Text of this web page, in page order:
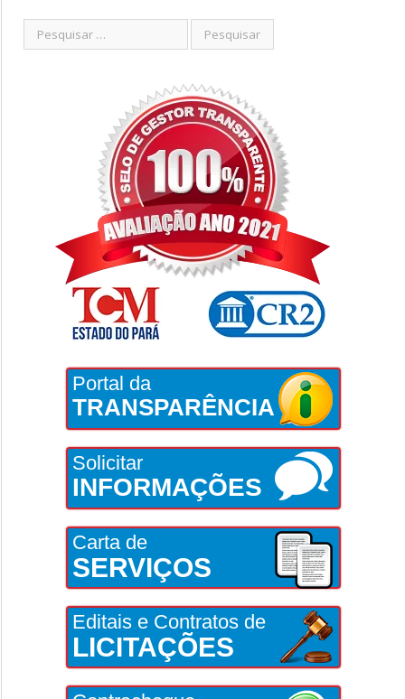
Portal da
TRANSPARÊNCIA
Solicitar
INFORMAÇÕES
Carta de
SERVIÇOS
Editais e Contratos de
LICITAÇÕES